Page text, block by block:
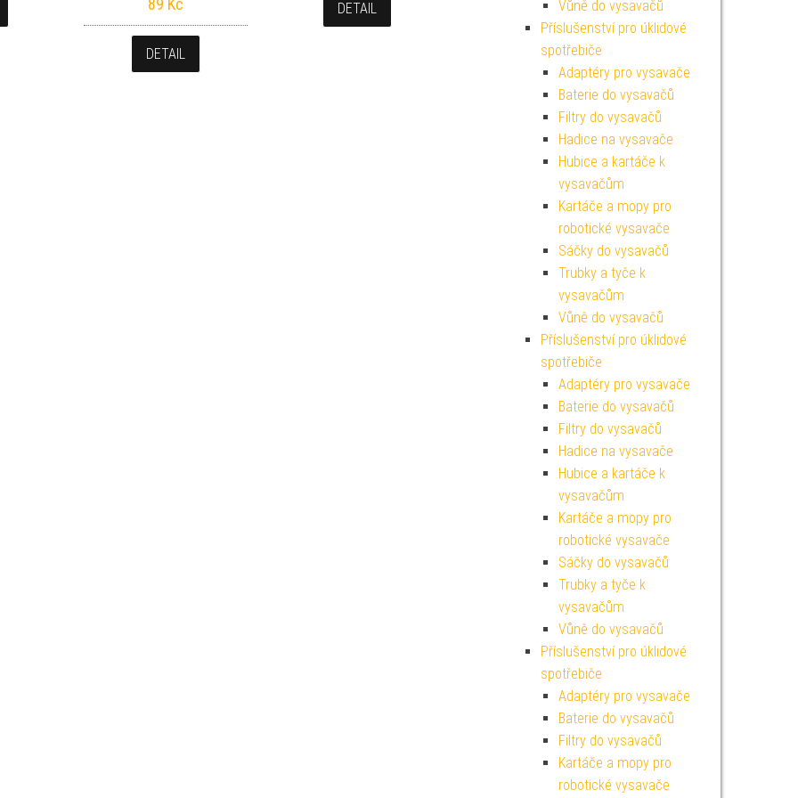
DETAIL
DETAIL
Vůně do vysavačů
Příslušenství pro úklidové
spotřebiče
Adaptéry pro vysavače
Baterie do vysavačů
Filtry do vysavačů
Hadice na vysavače
Hubice a kartáče k
vysavačům
Kartáče a mopy pro
robotické vysavače
Sáčky do vysavačů
Trubky a tyče k
vysavačům
Vůně do vysavačů
Příslušenství pro úklidové
spotřebiče
Adaptéry pro vysavače
Baterie do vysavačů
Filtry do vysavačů
Hadice na vysavače
Hubice a kartáče k
vysavačům
Kartáče a mopy pro
robotické vysavače
Sáčky do vysavačů
Trubky a tyče k
vysavačům
Vůně do vysavačů
Příslušenství pro úklidové
spotřebiče
Adaptéry pro vysavače
Baterie do vysavačů
Filtry do vysavačů
Kartáče a mopy pro
robotické vysavače